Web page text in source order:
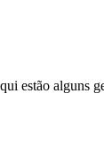
estão alguns